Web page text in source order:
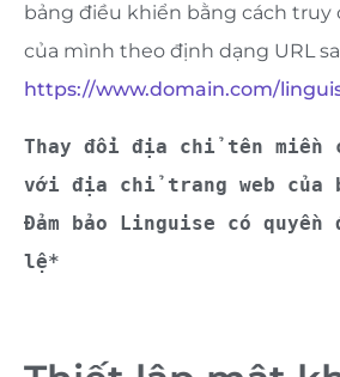
bảng điều khiển bằng cách truy
của mình theo định dạng URL
https://www.domain.com/
Thay đổi địa chỉ tên miền
với địa chỉ trang web của
Đảm bảo Linguise có quyền
lệ*